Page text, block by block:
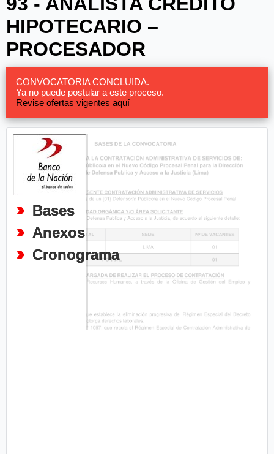
HIPOTECARIO –
PROCESADOR
CONVOCATORIA CONCLUIDA.
Ya no puede postular a este proceso.
Revise ofertas vigentes aquí
Bases
Anexos
Cronograma